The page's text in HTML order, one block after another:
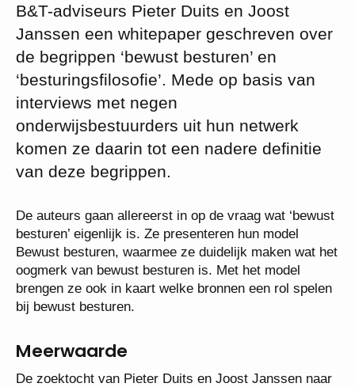
B&T-adviseurs Pieter Duits en Joost
Janssen een whitepaper geschreven over
de begrippen ‘bewust besturen’ en
‘besturingsfilosofie’. Mede op basis van
interviews met negen
onderwijsbestuurders uit hun netwerk
komen ze daarin tot een nadere definitie
van deze begrippen.
De auteurs gaan allereerst in op de vraag wat ‘bewust
besturen’ eigenlijk is. Ze presenteren hun model
Bewust besturen, waarmee ze duidelijk maken wat het
oogmerk van bewust besturen is. Met het model
brengen ze ook in kaart welke bronnen een rol spelen
bij bewust besturen.
Meerwaarde
De zoektocht van Pieter Duits en Joost Janssen naar